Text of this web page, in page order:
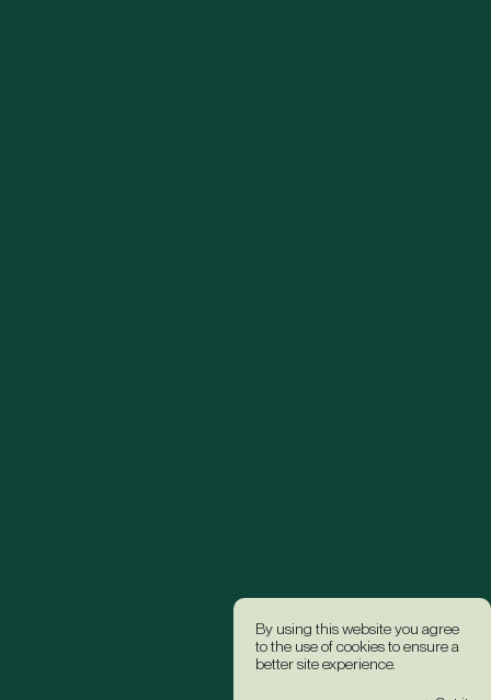
By using this website you agree
to the use of cookies to ensure a
better site experience.